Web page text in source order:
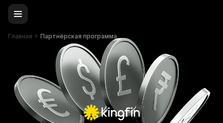
Главная Партнёрская программа